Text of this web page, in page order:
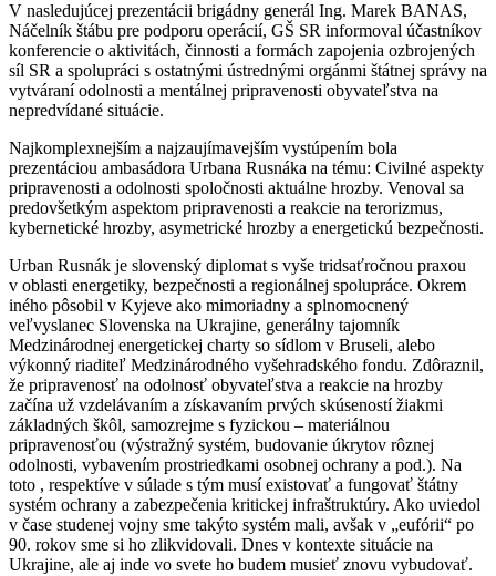
V nasledujúcej prezentácii brigádny generál Ing. Marek BANAS,
Náčelník štábu pre podporu operácií, GŠ SR informoval účastníkov
konferencie o aktivitách, činnosti a formách zapojenia ozbrojených
síl SR a spolupráci s ostatnými ústrednými orgánmi štátnej správy na
vytváraní odolnosti a mentálnej pripravenosti obyvateľstva na
nepredvídané situácie.
Najkomplexnejším a najzaujímavejším vystúpením bola
prezentáciou ambasádora Urbana Rusnáka na tému: Civilné aspekty
pripravenosti a odolnosti spoločnosti aktuálne hrozby. Venoval sa
predovšetkým aspektom pripravenosti a reakcie na terorizmus,
kybernetické hrozby, asymetrické hrozby a energetickú bezpečnosti.
Urban Rusnák je slovenský diplomat s vyše tridsaťročnou praxou
v oblasti energetiky, bezpečnosti a regionálnej spolupráce. Okrem
iného pôsobil v Kyjeve ako mimoriadny a splnomocnený
veľvyslanec Slovenska na Ukrajine, generálny tajomník
Medzinárodnej energetickej charty so sídlom v Bruseli, alebo
výkonný riaditeľ Medzinárodného vyšehradského fondu. Zdôraznil,
že pripravenosť na odolnosť obyvateľstva a reakcie na hrozby
začína už vzdelávaním a získavaním prvých skúseností žiakmi
základných škôl, samozrejme s fyzickou – materiálnou
pripravenosťou (výstražný systém, budovanie úkrytov rôznej
odolnosti, vybavením prostriedkami osobnej ochrany a pod.). Na
toto , respektíve v súlade s tým musí existovať a fungovať štátny
systém ochrany a zabezpečenia kritickej infraštruktúry. Ako uviedol
v čase studenej vojny sme takýto systém mali, avšak v „eufórii“ po
90. rokov sme si ho zlikvidovali. Dnes v kontexte situácie na
Ukrajine, ale aj inde vo svete ho budem musieť znovu vybudovať.